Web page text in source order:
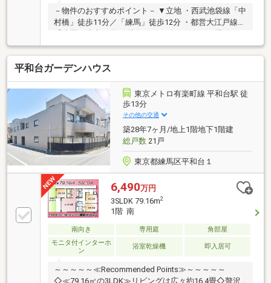
◆5000円QUOプレゼントキャンペーン♪◆フジテレビ
等でCM放映♪
－物件のおすすめポイント－ ▼立地 ・西武池袋線「中
村橋」徒歩11分／「練馬」徒歩12分 ・都営大江戸線
「練馬」徒歩14分 ▼特徴 ・2025年2月築 ・お掃除しや
すい全居室フローリング仕様 ・バルコニーに面するLD
・2面採光の洋室約5帖 ・ペット相談可能(細則有) ・24
時間ゴミ出し可能 ▼設備 ・浄水器 ・IHクッキングヒ
ーター ・浴室乾燥機 ・モニタ付オートロック ・防犯
カメラ ・宅配ボックス ▼周辺環境 ・ライフ練馬中村
北店 徒歩2分(約140m) ■ ご希望の住まい探しをお手伝
いします ━━━━━・・・ 物件の詳細・ご相談はお気
軽にお問い合わせください。
平和台ガーデンハウス
東京メトロ有楽町線 平和台駅 徒
歩13分
その他の交通
築28年7ヶ月/地上1階地下1階建
総戸数21戸
東京都練馬区平和台１
6,490万円
3SLDK 79.16m2
1階 南
南向き 専用庭
角部屋
モニタ付インターホ
ン
浴室乾燥機 即入居可
～～～～～≪Recommended Points≫～～～～～
◇≪79.16㎡の3LDK≫リビングは広々約16.4畳◇贅沢